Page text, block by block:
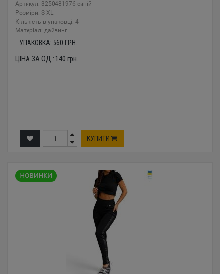
Артикул: 3250481976 синій
Розміри: S-XL
Кількість в упаковці: 4
Mатеріал: дайвинг
УПАКОВКА: 560 ГРН.
ЦІНА ЗА ОД.: 140 грн.
КУПИТИ